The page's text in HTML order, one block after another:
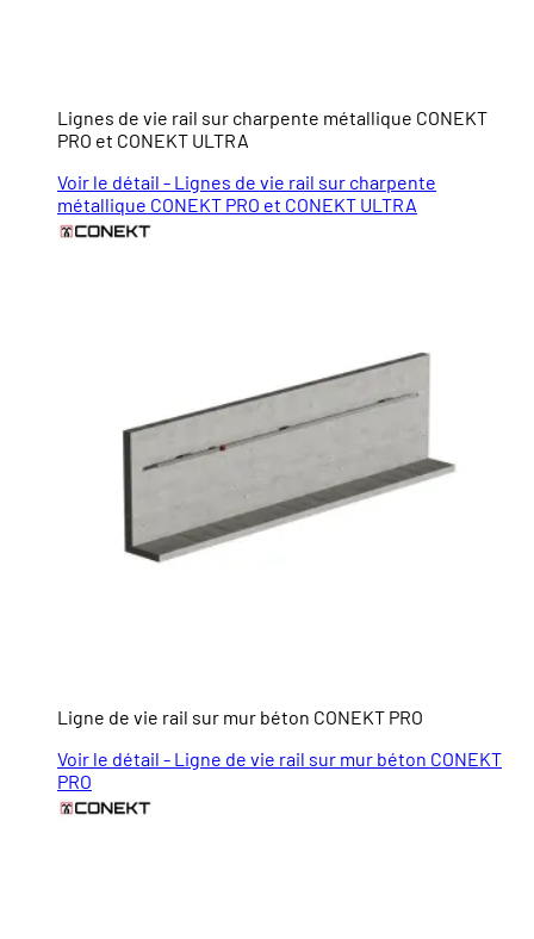
Lignes de vie rail sur charpente métallique CONEKT
PRO et CONEKT ULTRA
Voir le détail - Lignes de vie rail sur charpente
métallique CONEKT PRO et CONEKT ULTRA
Ligne de vie rail sur mur béton CONEKT PRO
Voir le détail - Ligne de vie rail sur mur béton CONEKT
PRO